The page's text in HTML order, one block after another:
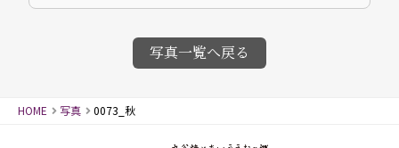
丁目70番地
4．禁止事項
・画像素材に商品性が依存する商品の製
造・販売（例：カレンダー等）
反する行為
・迷惑メールへの使用、画像への直リンク
画像使用により発生した損害について、当
写真一覧へ戻る
HOME 写真 0073_秋